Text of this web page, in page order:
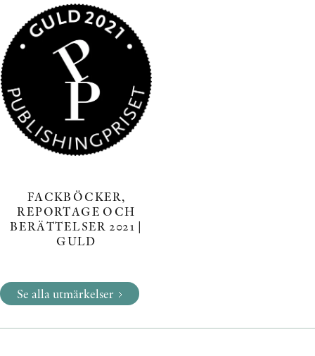
FACKBÖCKER,
REPORTAGE OCH
BERÄTTELSER 2021 |
GULD
Se alla utmärkelser